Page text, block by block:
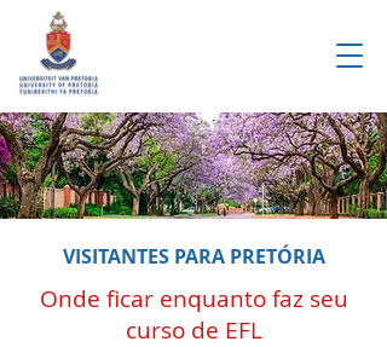
VISITANTES PARA PRETÓRIA
Onde ficar enquanto faz seu
curso de EFL